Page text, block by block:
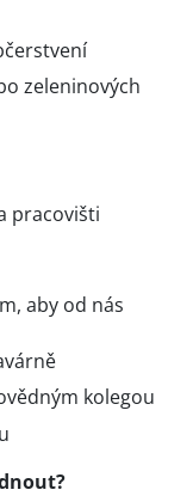
zeleninových
pracovišti
aby od nás
kolegou